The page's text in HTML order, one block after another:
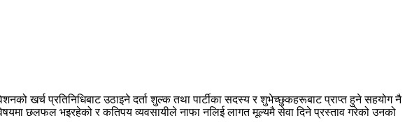
खर्च प्रतिनिधिबाट उठाइने दर्ता शुल्क तथा पार्टीका सदस्य र शुभेच्छुकहरूबाट प्राप्त हुने सहयोग नै
छलफल भइरहेको र कतिपय व्यवसायीले नाफा नलिई लागत मूल्यमै सेवा दिने प्रस्ताव गरेको उनको